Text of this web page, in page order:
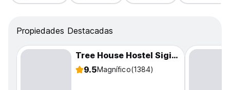
Propiedades Destacadas
Tree House Hostel Sigiriya
9.5Magnífico(1384)